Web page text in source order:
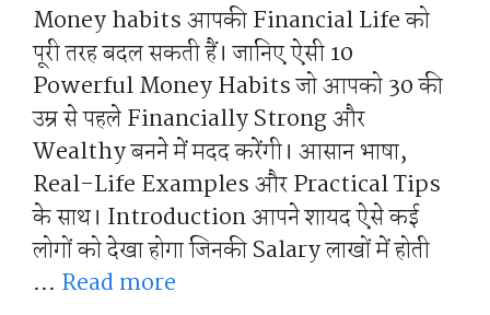
Money habits आपकी Financial Life को
पूरी तरह बदल सकती हैं। जानिए ऐसी 10
Powerful Money Habits जो आपको 30 की
उम्र से पहले Financially Strong और
Wealthy बनने में मदद करेंगी। आसान भाषा,
Real-Life Examples और Practical Tips
के साथ। Introduction आपने शायद ऐसे कई
लोगों को देखा होगा जिनकी Salary लाखों में होती
… Read more